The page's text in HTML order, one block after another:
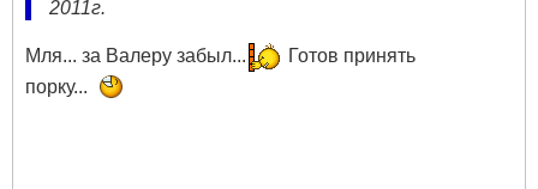
2011г.
Мля... за Валеру забыл...
Готов принять
порку...